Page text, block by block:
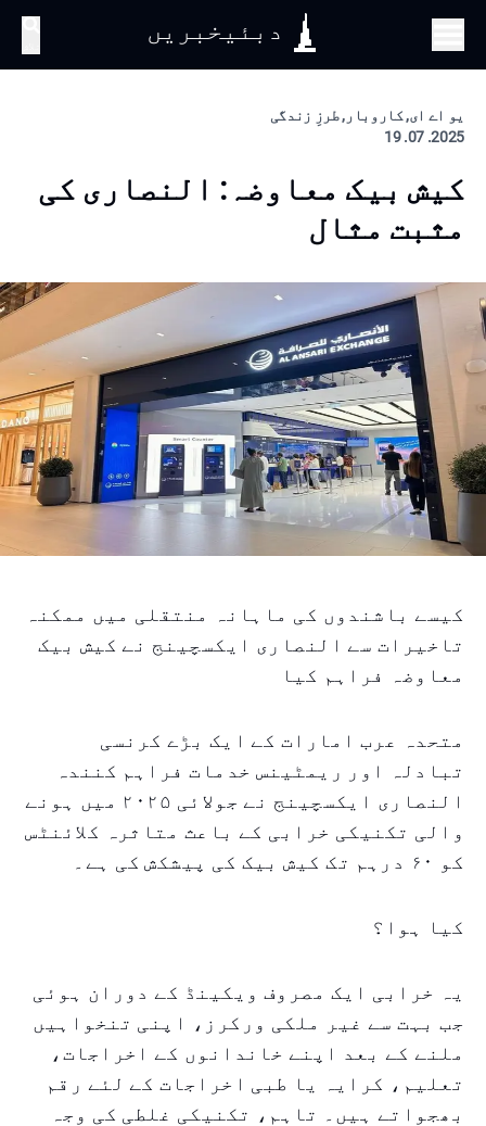
دبئیخبریں
یو اے ای, کاروبار, طرزِ زندگی
2025. 07. 19
کیش بیک معاوضہ: النصاری کی
مثبت مثال
کیسے باشندوں کی ماہانہ منتقلی میں ممکنہ
تاخیرات سے النصاری ایکسچینج نے کیش بیک
معاوضہ فراہم کیا
متحدہ عرب امارات کے ایک بڑے کرنسی
تبادلہ اور ریمٹینس خدمات فراہم کنندہ
النصاری ایکسچینج نے جولائی ۲۰۲۵ میں ہونے
والی تکنیکی خرابی کے باعث متاثرہ کلائنٹس
کو ۶۰ درہم تک کیش بیک کی پیشکش کی ہے۔
کیا ہوا؟
یہ خرابی ایک مصروف ویکینڈ کے دوران ہوئی
جب بہت سے غیر ملکی ورکرز، اپنی تنخواہیں
ملنے کے بعد اپنے خاندانوں کے اخراجات،
تعلیم، کرایہ یا طبی اخراجات کے لئے رقم
بھجواتے ہیں۔ تاہم، تکنیکی غلطی کی وجہ